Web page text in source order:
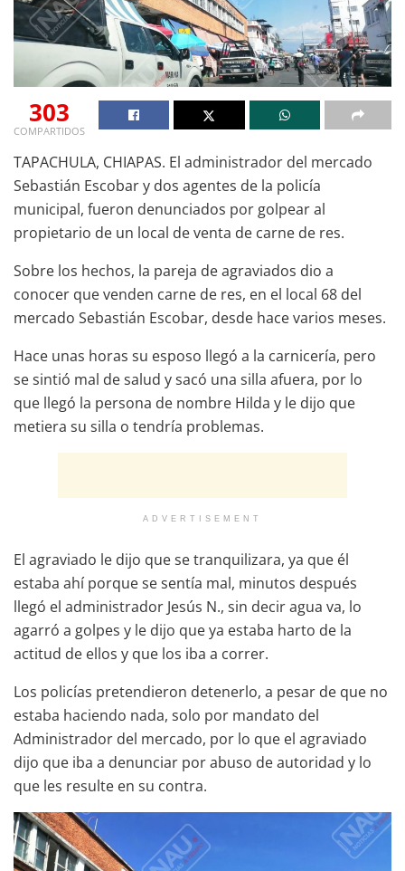
303
COMPARTIDOS
TAPACHULA, CHIAPAS. El administrador del mercado
Sebastián Escobar y dos agentes de la policía
municipal, fueron denunciados por golpear al
propietario de un local de venta de carne de res.
Sobre los hechos, la pareja de agraviados dio a
conocer que venden carne de res, en el local 68 del
mercado Sebastián Escobar, desde hace varios meses.
Hace unas horas su esposo llegó a la carnicería, pero
se sintió mal de salud y sacó una silla afuera, por lo
que llegó la persona de nombre Hilda y le dijo que
metiera su silla o tendría problemas.
ADVERTISEMENT
El agraviado le dijo que se tranquilizara, ya que él
estaba ahí porque se sentía mal, minutos después
llegó el administrador Jesús N., sin decir agua va, lo
agarró a golpes y le dijo que ya estaba harto de la
actitud de ellos y que los iba a correr.
Los policías pretendieron detenerlo, a pesar de que no
estaba haciendo nada, solo por mandato del
Administrador del mercado, por lo que el agraviado
dijo que iba a denunciar por abuso de autoridad y lo
que les resulte en su contra.